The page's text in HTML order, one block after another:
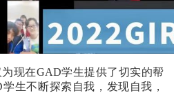
现在GAD学生提供了切实的帮
生不断探索自我，发现自我，